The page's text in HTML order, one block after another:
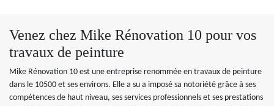
Venez chez Mike Rénovation 10 pour vos
travaux de peinture
Mike Rénovation 10 est une entreprise renommée en travaux de peinture
dans le 10500 et ses environs. Elle a su a imposé sa notoriété grâce à ses
compétences de haut niveau, ses services professionnels et ses prestations